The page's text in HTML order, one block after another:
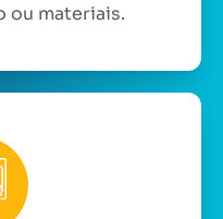
ou materiais.